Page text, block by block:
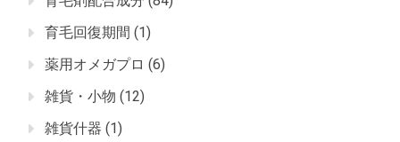
育毛回復期間 (1)
薬用オメガプロ (6)
雑貨・小物 (12)
雑貨什器 (1)